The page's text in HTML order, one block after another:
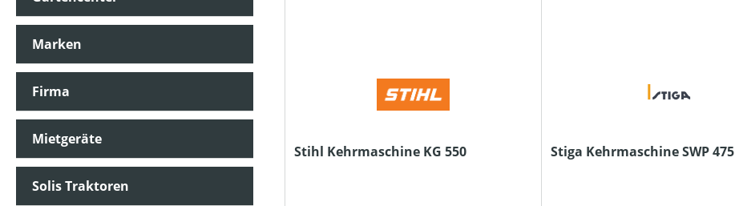
SCHALLLEISTUNGSPEGEL (IN DB(A))
TREIBSTOFFTANKGRÖSSE (IN L)
Marken
Firma
Mietgeräte
Solis Traktoren
Stihl Kehrmaschine KG 550 Stiga Kehrmaschine SWP 475